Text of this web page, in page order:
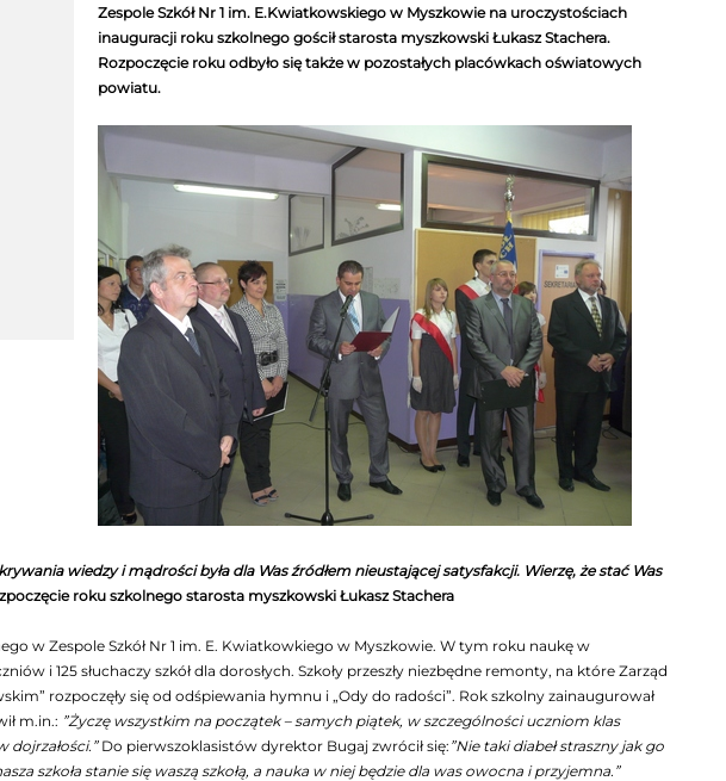
Zespole Szkół Nr 1 im. E.Kwiatkowskiego w Myszkowie na uroczystościach
inauguracji roku szkolnego gościł starosta myszkowski Łukasz Stachera.
Rozpoczęcie roku odbyło się także w pozostałych placówkach oświatowych
powiatu.
wiedzy i mądrości była dla Was źródłem nieustającej satysfakcji. Wierzę, że stać Was
roku szkolnego starosta myszkowski Łukasz Stachera
w Zespole Szkół Nr 1 im. E. Kwiatkowkiego w Myszkowie. W tym roku naukę w
i 125 słuchaczy szkół dla dorosłych. Szkoły przeszły niezbędne remonty, na które Zarząd
rozpoczęły się od odśpiewania hymnu i „Ody do radości”. Rok szkolny zainaugurował
m.in.: ”Życzę wszystkim na początek – samych piątek, w szczególności uczniom klas
Do pierwszoklasistów dyrektor Bugaj zwrócił się: ”Nie taki diabeł straszny jak go
szkoła stanie się waszą szkołą, a nauka w niej będzie dla was owocna i przyjemna.”